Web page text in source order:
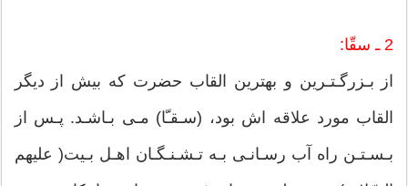
2 ـ سقّا:
از بـزرگـتـرین و بهترین القاب حضرت كه بیش از دیگر
القاب مورد علاقه اش بود، (سـقـّا) مـى بـاشـد. پـس از
بـسـتـن راه آب رسـانـى بـه تـشـنـگـان اهـل بـیت( علیهم